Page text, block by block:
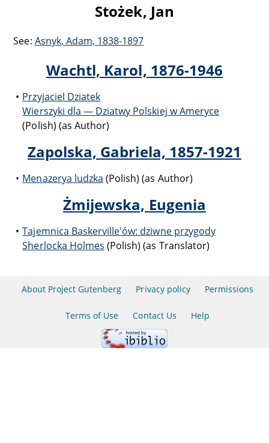
Stożek, Jan
See: Asnyk, Adam, 1838-1897
Wachtl, Karol, 1876-1946
Przyjaciel Dziatek
Wierszyki dla — Dziatwy Polskiej w Ameryce
(Polish) (as Author)
Zapolska, Gabriela, 1857-1921
Menazerya ludzka (Polish) (as Author)
Żmijewska, Eugenia
Tajemnica Baskerville'ów: dziwne przygody
Sherlocka Holmes (Polish) (as Translator)
About Project Gutenberg Privacy policy Permissions
Terms of Use Contact Us Help